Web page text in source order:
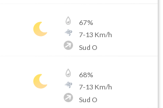
67%
7-13 Km/h
Sud O
68%
7-13 Km/h
Sud O